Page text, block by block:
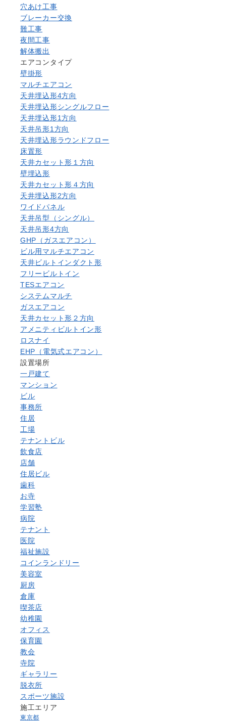
穴あけ工事
ブレーカー交換
難工事
夜間工事
解体搬出
エアコンタイプ
壁掛形
マルチエアコン
天井埋込形4方向
天井埋込形シングルフロー
天井埋込形1方向
天井吊形1方向
天井埋込形ラウンドフロー
床置形
天井カセット形１方向
壁埋込形
天井カセット形４方向
天井埋込形2方向
ワイドパネル
天井吊型（シングル）
天井吊形4方向
GHP（ガスエアコン）
ビル用マルチエアコン
天井ビルトインダクト形
フリービルトイン
TESエアコン
システムマルチ
ガスエアコン
天井カセット形２方向
アメニティビルトイン形
ロスナイ
EHP（電気式エアコン）
設置場所
一戸建て
マンション
ビル
事務所
住居
工場
テナントビル
飲食店
店舗
住居ビル
歯科
お寺
学習塾
病院
テナント
医院
福祉施設
コインランドリー
美容室
厨房
倉庫
喫茶店
幼稚園
オフィス
保育園
教会
寺院
ギャラリー
脱衣所
スポーツ施設
施工エリア
東京都